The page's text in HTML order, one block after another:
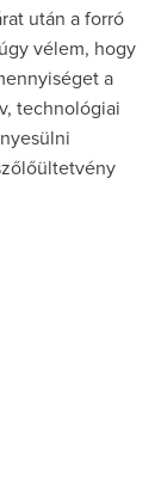
után a forró
vélem, hogy
a
technológiai